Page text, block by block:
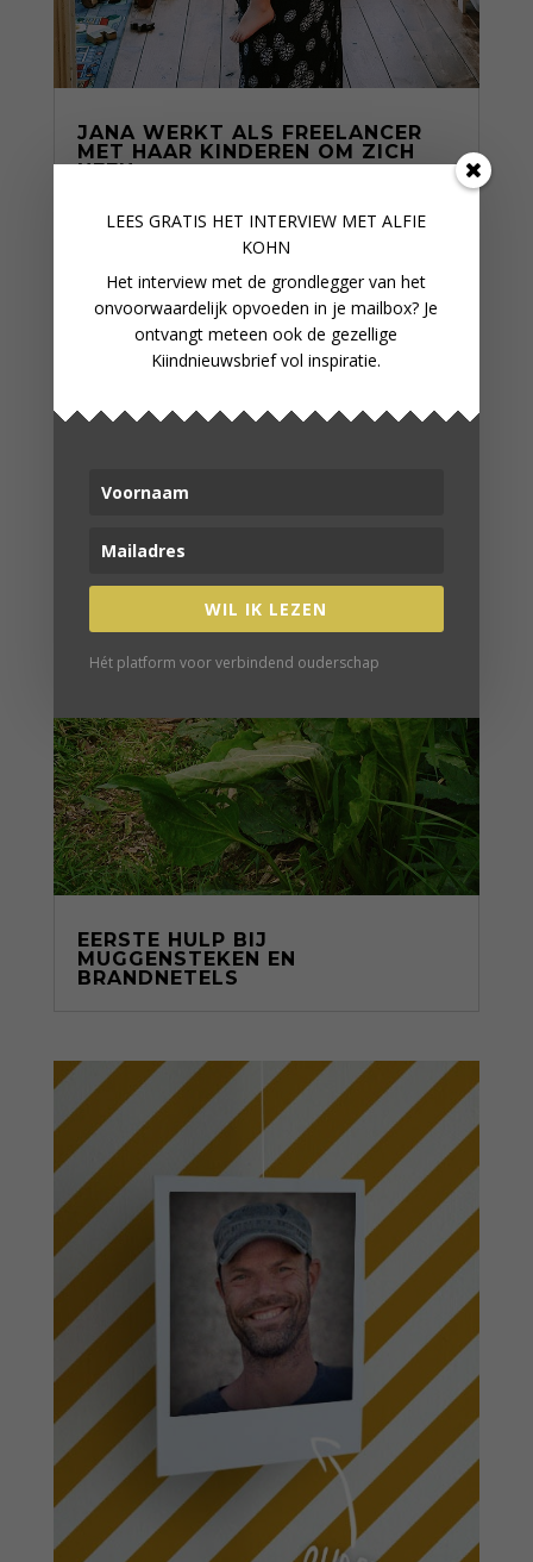
JANA WERKT ALS FREELANCER
MET HAAR KINDEREN OM ZICH
HEEN
EERSTE HULP BIJ
MUGGENSTEKEN EN
BRANDNETELS
LEES GRATIS HET INTERVIEW MET ALFIE
KOHN
Het interview met de grondlegger van het
onvoorwaardelijk opvoeden in je mailbox? Je
ontvangt meteen ook de gezellige
Kiindnieuwsbrief vol inspiratie.
WIL IK LEZEN
Hét platform voor verbindend ouderschap